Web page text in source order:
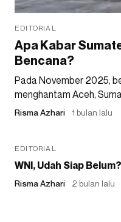
EDITORIAL
Apa Kabar
Bencana?
Pada November 2025,
menghantam Aceh,
Risma Azhari 1 bulan lalu
EDITORIAL
WNI, Udah Siap Belum?
Risma Azhari 2 bulan lalu